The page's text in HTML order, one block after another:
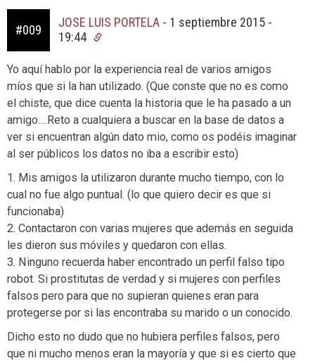
#009
JOSE LUIS PORTELA - 1 septiembre 2015 -
19:44
Yo aquí hablo por la experiencia real de varios amigos
míos que si la han utilizado. (Que conste que no es como
el chiste, que dice cuenta la historia que le ha pasado a un
amigo….Reto a cualquiera a buscar en la base de datos a
ver si encuentran algún dato mio, como os podéis imaginar
al ser públicos los datos no iba a escribir esto)
1. Mis amigos la utilizaron durante mucho tiempo, con lo
cual no fue algo puntual. (lo que quiero decir es que si
funcionaba)
2. Contactaron con varias mujeres que además en seguida
les dieron sus móviles y quedaron con ellas.
3. Ninguno recuerda haber encontrado un perfil falso tipo
robot. Si prostitutas de verdad y si mujeres con perfiles
falsos pero para que no supieran quienes eran para
protegerse por si las encontraba su marido o un conocido.
Dicho esto no dudo que no hubiera perfiles falsos, pero
que ni mucho menos eran la mayoría y que si es cierto que